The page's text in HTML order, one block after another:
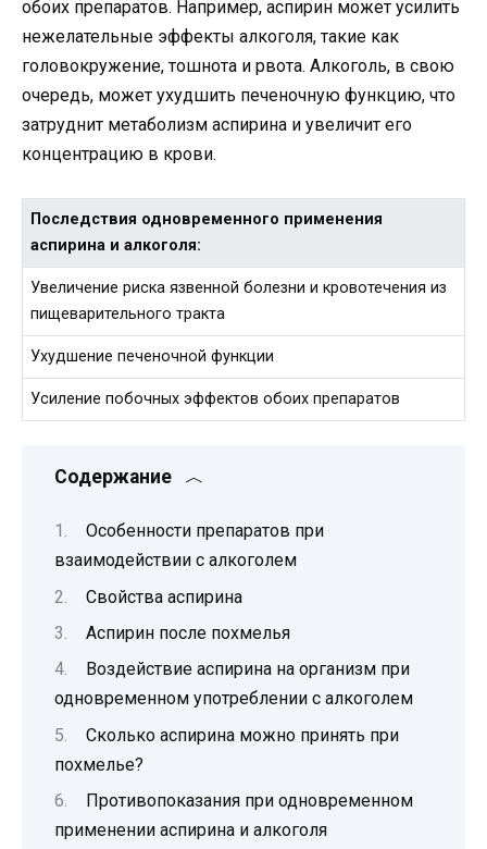
обоих препаратов. Например, аспирин может усилить
нежелательные эффекты алкоголя, такие как
головокружение, тошнота и рвота. Алкоголь, в свою
очередь, может ухудшить печеночную функцию, что
затруднит метаболизм аспирина и увеличит его
концентрацию в крови.
Последствия одновременного применения
аспирина и алкоголя:
Увеличение риска язвенной болезни и кровотечения из
пищеварительного тракта
Ухудшение печеночной функции
Усиление побочных эффектов обоих препаратов
Содержание
Особенности препаратов при
взаимодействии с алкоголем
Свойства аспирина
Аспирин после похмелья
Воздействие аспирина на организм при
одновременном употреблении с алкоголем
Сколько аспирина можно принять при
похмелье?
Противопоказания при одновременном
применении аспирина и алкоголя